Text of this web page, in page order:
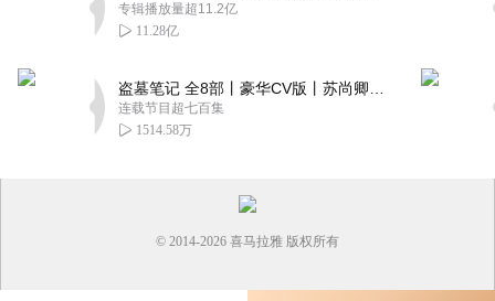
专辑播放量超11.2亿
11.28亿
连载节目超七百集
1514.58万
© 2014-2026 喜马拉雅 版权所有